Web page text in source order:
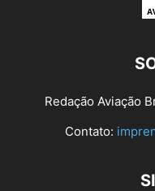
Redação Aviação
Contato: